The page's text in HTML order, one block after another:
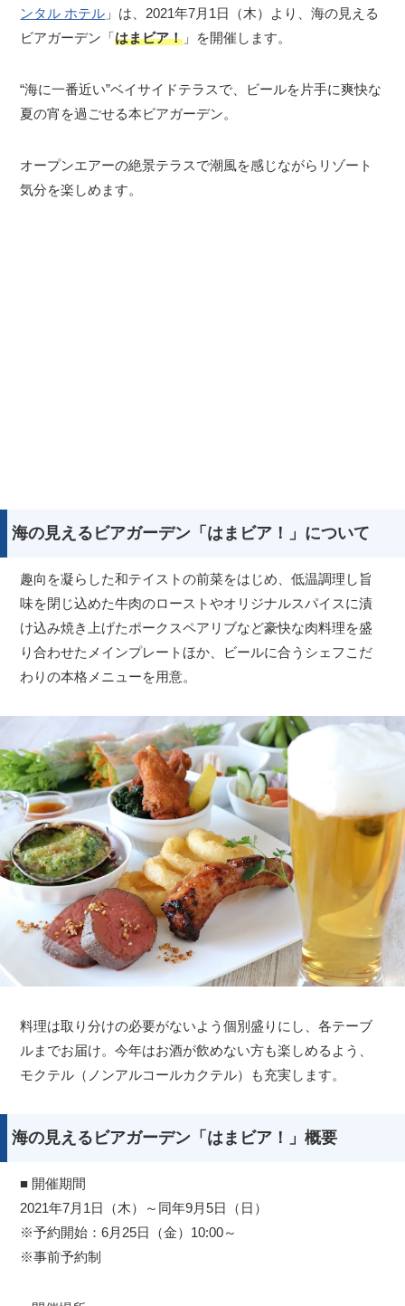
ンタル ホテル 」は、2021年7月1日（木）より、海の見える
ビアガーデン「はまビア！ 」を開催します。
“海に一番近い”ベイサイドテラスで、ビールを片手に爽快な
夏の宵を過ごせる本ビアガーデン。
オープンエアーの絶景テラスで潮風を感じながらリゾート
気分を楽しめます。
海の見えるビアガーデン「はまビア！」について
趣向を凝らした和テイストの前菜をはじめ、低温調理し旨
味を閉じ込めた牛肉のローストやオリジナルスパイスに漬
け込み焼き上げたポークスペアリブなど豪快な肉料理を盛
り合わせたメインプレートほか、ビールに合うシェフこだ
わりの本格メニューを用意。
料理は取り分けの必要がないよう個別盛りにし、各テーブ
ルまでお届け。今年はお酒が飲めない方も楽しめるよう、
モクテル（ノンアルコールカクテル）も充実します。
海の見えるビアガーデン「はまビア！」概要
■ 開催期間
2021年7月1日（木）～同年9月5日（日）
※予約開始：6月25日（金）10:00～
※事前予約制